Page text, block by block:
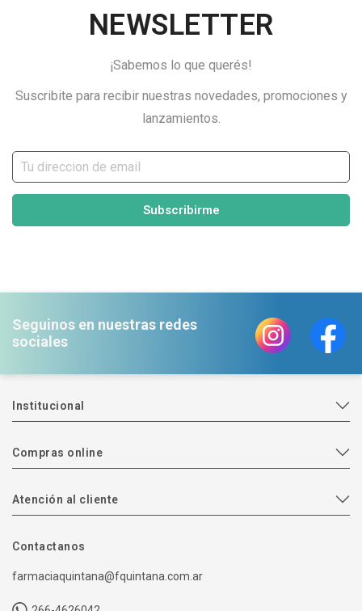
NEWSLETTER
¡Sabemos lo que querés!
Suscribite para recibir nuestras novedades, promociones y
lanzamientos.
Subscribirme
Seguinos en nuestras redes
sociales
Institucional
Compras online
Atención al cliente
Contactanos
farmaciaquintana@fquintana.com.ar